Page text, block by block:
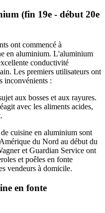
(fin 19e - début 20e
ont commencé à
en aluminium. L'aluminium
conductivité
Les premiers utilisateurs ont
inconvénients :
aux bosses et aux rayures.
avec les aliments acides,
cuisine en aluminium sont
du Nord au début du
et Guardian Service ont
et poêles en fonte
vendeurs à domicile.
en fonte